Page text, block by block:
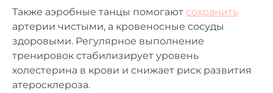
Также аэробные танцы помогают сохранить
артерии чистыми, а кровеносные сосуды
здоровыми. Регулярное выполнение
тренировок стабилизирует уровень
холестерина в крови и снижает риск развития
атеросклероза.